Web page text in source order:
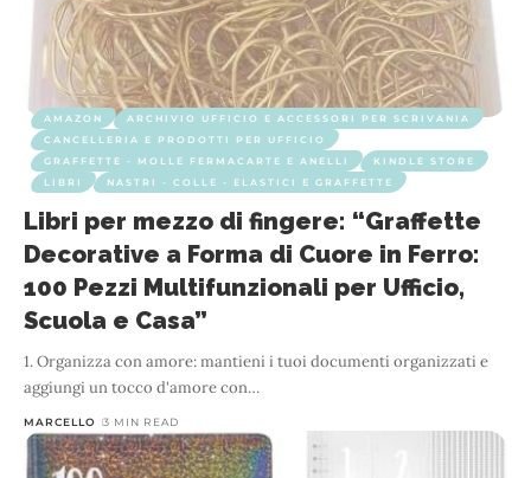
AMAZON
ARCHIVIO UFFICIO E ACCESSORI PER SCRIVANIA
CANCELLERIA E PRODOTTI PER UFFICIO
GRAFFETTE - MOLLE FERMACARTE E ANELLI
KINDLE STORE
LIBRI
NASTRI - COLLE - ELASTICI E GRAFFETTE
Libri per mezzo di fingere: “Graffette
Decorative a Forma di Cuore in Ferro:
100 Pezzi Multifunzionali per Ufficio,
Scuola e Casa”
1. Organizza con amore: mantieni i tuoi documenti organizzati e
aggiungi un tocco d'amore con…
MARCELLO 3 MIN READ